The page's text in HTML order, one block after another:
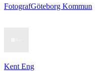
FotografGöteborg Kommun
Kent Eng